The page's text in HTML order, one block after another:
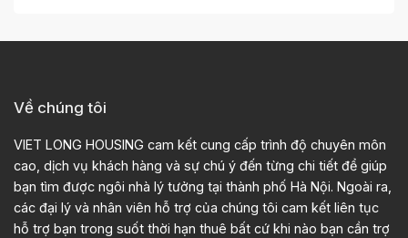
Về chúng tôi
VIET LONG HOUSING cam kết cung cấp trình độ chuyên môn
cao, dịch vụ khách hàng và sự chú ý đến từng chi tiết để giúp
bạn tìm được ngôi nhà lý tưởng tại thành phố Hà Nội. Ngoài ra,
các đại lý và nhân viên hỗ trợ của chúng tôi cam kết liên tục
hỗ trợ bạn trong suốt thời hạn thuê bất cứ khi nào bạn cần trợ